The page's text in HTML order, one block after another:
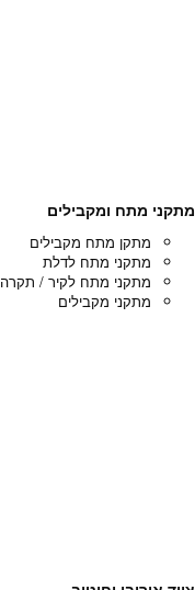
מתקני מתח ומקבילים
מתקן מתח מקבילים
מתקני מתח לדלת
מתקני מתח לקיר / תקרה
מתקני מקבילים